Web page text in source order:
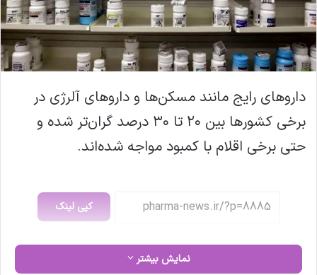
داروهای رایج مانند مسکن‌ها و داروهای آلرژی در
برخی کشورها بین ۲۰ تا ۳۰ درصد گران‌تر شده و
حتی برخی اقلام با کمبود مواجه شده‌اند.
کپی لینک
نمایش بیشتر